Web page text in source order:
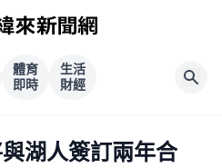
體育
即時
生活
財經
湖人簽訂兩年合